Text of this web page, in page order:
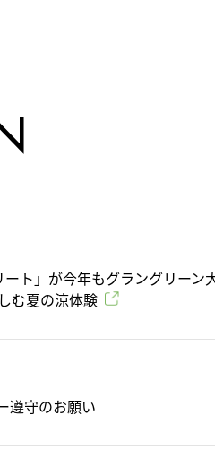
ト」が今年もグラングリーン
む夏の涼体験
遵守のお願い